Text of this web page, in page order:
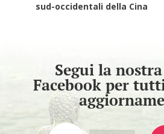
sud-occidentali della Cina
Segui la
Facebook per